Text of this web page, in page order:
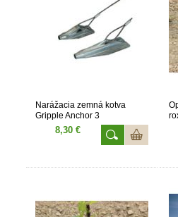
Narážacia zemná kotva
Gripple Anchor 3
8,30 €